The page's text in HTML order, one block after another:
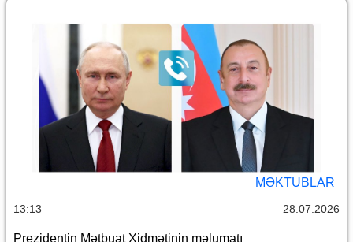
MƏKTUBLAR
13:13 28.07.2026
Prezidentin Mətbuat Xidmətinin məlumatı